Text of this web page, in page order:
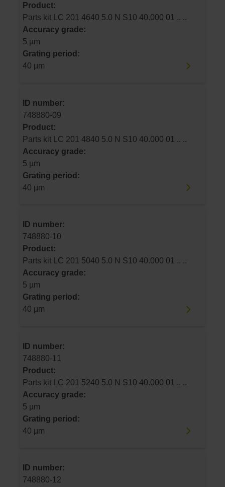
Product:
Parts kit LC 201 4640 5.0 N S10 40.000 01 .. ..
Accuracy grade:
5 µm
Grating period:
40 µm
ID number:
748880-09
Product:
Parts kit LC 201 4840 5.0 N S10 40.000 01 .. ..
Accuracy grade:
5 µm
Grating period:
40 µm
ID number:
748880-10
Product:
Parts kit LC 201 5040 5.0 N S10 40.000 01 .. ..
Accuracy grade:
5 µm
Grating period:
40 µm
ID number:
748880-11
Product:
Parts kit LC 201 5240 5.0 N S10 40.000 01 .. ..
Accuracy grade:
5 µm
Grating period:
40 µm
ID number:
748880-12